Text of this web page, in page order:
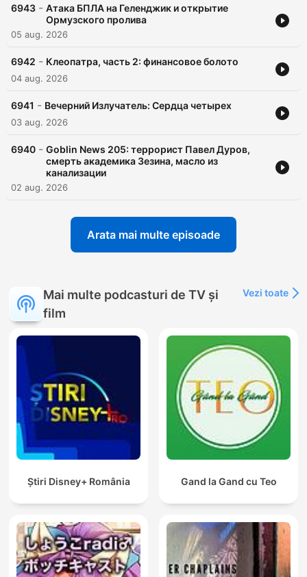
6943 - Атака БПЛА на Геленджик и открытие
Ормузского пролива
05 aug. 2026
6942 - Клеопатра, часть 2: финансовое болото
04 aug. 2026
6941 - Вечерний Излучатель: Сердца четырех
03 aug. 2026
6940 - Goblin News 205: террорист Павел Дуров,
смерть академика Зезина, масло из
канализации
02 aug. 2026
Arata mai multe episoade
Mai multe podcasturi de TV și
film
Vezi toate
Ştiri Disney+ România Gand la Gand cu Teo